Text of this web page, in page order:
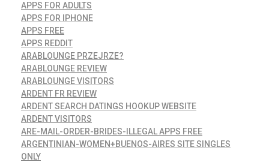
APPS FOR ADULTS
APPS FOR IPHONE
APPS FREE
APPS REDDIT
ARABLOUNGE PRZEJRZE?
ARABLOUNGE REVIEW
ARABLOUNGE VISITORS
ARDENT FR REVIEW
ARDENT SEARCH DATINGS HOOKUP WEBSITE
ARDENT VISITORS
ARE-MAIL-ORDER-BRIDES-ILLEGAL APPS FREE
ARGENTINIAN-WOMEN+BUENOS-AIRES SITE SINGLES
ONLY